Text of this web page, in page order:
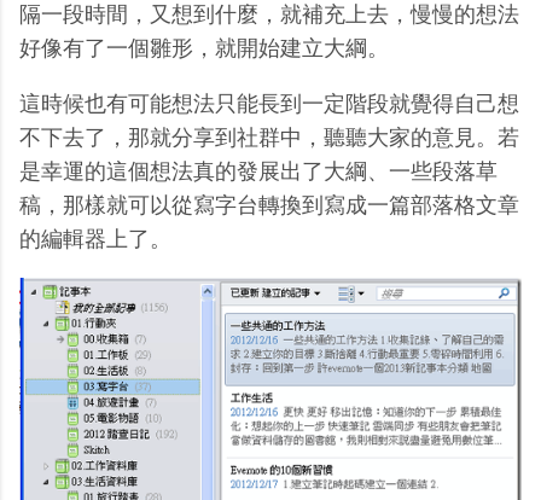
隔一段時間，又想到什麼，就補充上去，慢慢的想法
好像有了一個雛形，就開始建立大綱。
這時候也有可能想法只能長到一定階段就覺得自己想
不下去了，那就分享到社群中，聽聽大家的意見。若
是幸運的這個想法真的發展出了大綱、一些段落草
稿，那樣就可以從寫字台轉換到寫成一篇部落格文章
的編輯器上了。